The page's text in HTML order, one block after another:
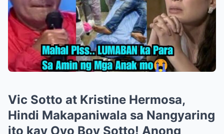
Vic Sotto at Kristine Hermosa,
Hindi Makapaniwala sa Nangyaring
ito kay Oyo Boy Sotto! Anong